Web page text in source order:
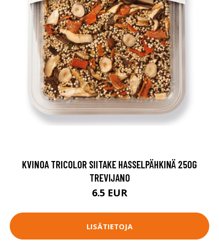
KVINOA TRICOLOR SIITAKE HASSELPÄHKINÄ 250G
TREVIJANO
6.5 EUR
LISÄTIETOJA